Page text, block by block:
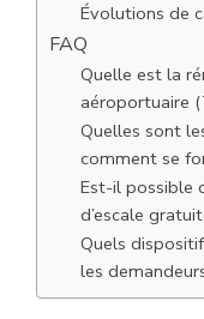
Évolutions de
FAQ
Quelle est la
aéroportuaire
Quelles sont
comment se
Est-il possible
d’escale
Quels
les